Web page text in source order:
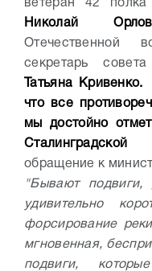
ветеран 42 полка
Николай Орлов
Отечественной
секретарь
Татьяна Кривенко.
что все
мы достойно
обращение к
"Бывают
удивительно
форсирование
мгновенная,
подвиги,